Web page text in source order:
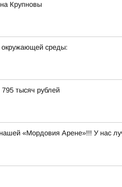
Крупновы
окружающей среды:
тысяч рублей
«Мордовия Арене»!!! У нас